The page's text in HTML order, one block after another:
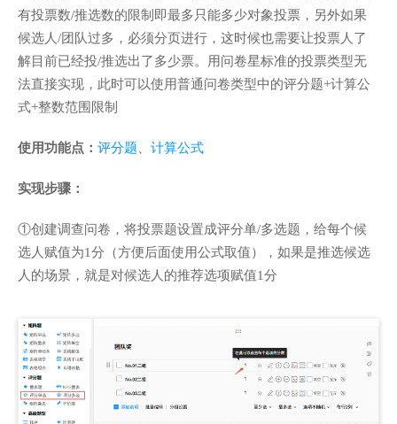
有投票数/推选数的限制即最多只能多少对象投票，另外如果
候选人/团队过多，必须分页进行，这时候也需要让投票人了
解目前已经投/推选出了多少票。用问卷星标准的投票类型无
法直接实现，此时可以使用普通问卷类型中的评分题+计算公
式+整数范围限制
使用功能点： 评分题 计算公式
实现步骤：
①创建调查问卷，将投票题设置成评分单/多选题，给每个候
选人赋值为1分（方便后面使用公式取值），如果是推选候选
人的场景，就是对候选人的推荐选项赋值1分